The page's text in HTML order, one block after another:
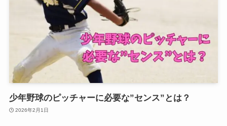
少年野球のピッチャーに必要な”センス”とは？
2026年2月1日